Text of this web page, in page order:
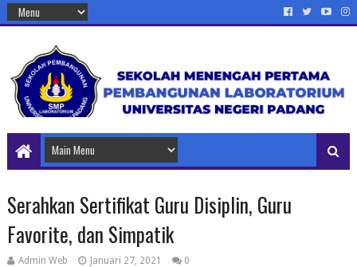
Serahkan Sertifikat Guru Disiplin, Guru
Favorite, dan Simpatik
Admin Web Januari 27, 2021 0